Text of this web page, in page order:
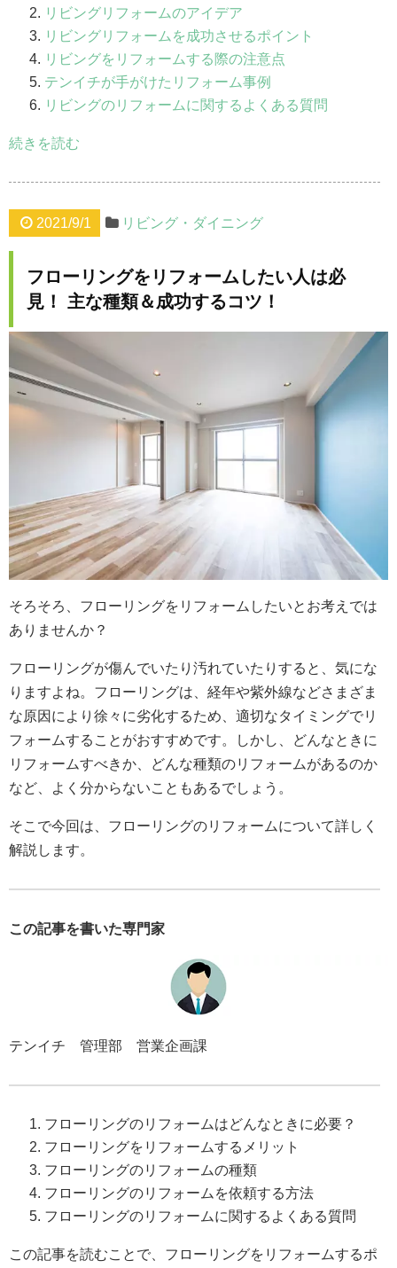
リビングリフォームのアイデア
リビングリフォームを成功させるポイント
リビングをリフォームする際の注意点
テンイチが手がけたリフォーム事例
リビングのリフォームに関するよくある質問
続きを読む
2021/9/1 リビング・ダイニング
フローリングをリフォームしたい人は必
見！ 主な種類＆成功するコツ！
そろそろ、フローリングをリフォームしたいとお考えでは
ありませんか？
フローリングが傷んでいたり汚れていたりすると、気にな
りますよね。フローリングは、経年や紫外線などさまざま
な原因により徐々に劣化するため、適切なタイミングでリ
フォームすることがおすすめです。しかし、どんなときに
リフォームすべきか、どんな種類のリフォームがあるのか
など、よく分からないこともあるでしょう。
そこで今回は、フローリングのリフォームについて詳しく
解説します。
この記事を書いた専門家
テンイチ 管理部 営業企画課
フローリングのリフォームはどんなときに必要？
フローリングをリフォームするメリット
フローリングのリフォームの種類
フローリングのリフォームを依頼する方法
フローリングのリフォームに関するよくある質問
この記事を読むことで、フローリングをリフォームするポ